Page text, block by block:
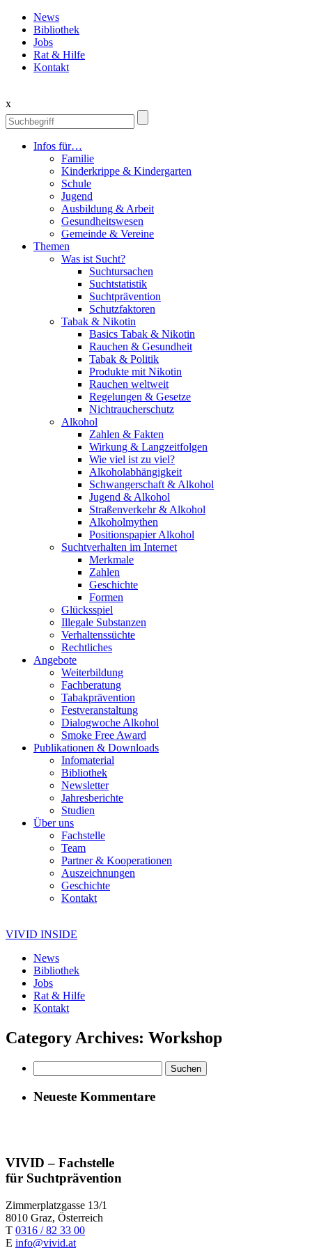
News
Bibliothek
Jobs
Rat & Hilfe
Kontakt
x
Infos für…
Familie
Kinderkrippe & Kindergarten
Schule
Jugend
Ausbildung & Arbeit
Gesundheitswesen
Gemeinde & Vereine
Themen
Was ist Sucht?
Suchtursachen
Suchtstatistik
Suchtprävention
Schutzfaktoren
Tabak & Nikotin
Basics Tabak & Nikotin
Rauchen & Gesundheit
Tabak & Politik
Produkte mit Nikotin
Rauchen weltweit
Regelungen & Gesetze
Nichtraucherschutz
Alkohol
Zahlen & Fakten
Wirkung & Langzeitfolgen
Wie viel ist zu viel?
Alkoholabhängigkeit
Schwangerschaft & Alkohol
Jugend & Alkohol
Straßenverkehr & Alkohol
Alkoholmythen
Positionspapier Alkohol
Suchtverhalten im Internet
Merkmale
Zahlen
Geschichte
Formen
Glücksspiel
Illegale Substanzen
Verhaltenssüchte
Rechtliches
Angebote
Weiterbildung
Fachberatung
Tabakprävention
Festveranstaltung
Dialogwoche Alkohol
Smoke Free Award
Publikationen & Downloads
Infomaterial
Bibliothek
Newsletter
Jahresberichte
Studien
Über uns
Fachstelle
Team
Partner & Kooperationen
Auszeichnungen
Geschichte
Kontakt
VIVID INSIDE
News
Bibliothek
Jobs
Rat & Hilfe
Kontakt
Category Archives: Workshop
nach:
Neueste Kommentare
VIVID – Fachstelle
für Suchtprävention
Zimmerplatzgasse 13/1
8010 Graz, Österreich
T 0316 / 82 33 00
E info@vivid.at